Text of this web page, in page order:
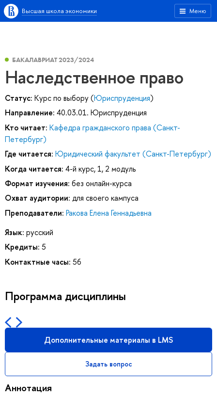
Меню
Высшая школа экономики
БАКАЛАВРИАТ 2023/2024
Наследственное право
Статус: Курс по выбору (Юриспруденция)
Направление: 40.03.01. Юриспруденция
Кто читает: Кафедра гражданского права (Санкт-
Петербург)
Где читается: Юридический факультет (Санкт-Петербург)
Когда читается: 4-й курс, 1, 2 модуль
Формат изучения: без онлайн-курса
Охват аудитории: для своего кампуса
Преподаватели: Ракова Елена Геннадьевна
Язык: русский
Кредиты: 5
Контактные часы: 56
Программа дисциплины
Дополнительные материалы в LMS
Задать вопрос
Аннотация